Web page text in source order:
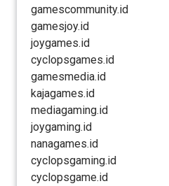
gamescommunity.id
gamesjoy.id
joygames.id
cyclopsgames.id
gamesmedia.id
kajagames.id
mediagaming.id
joygaming.id
nanagames.id
cyclopsgaming.id
cyclopsgame.id